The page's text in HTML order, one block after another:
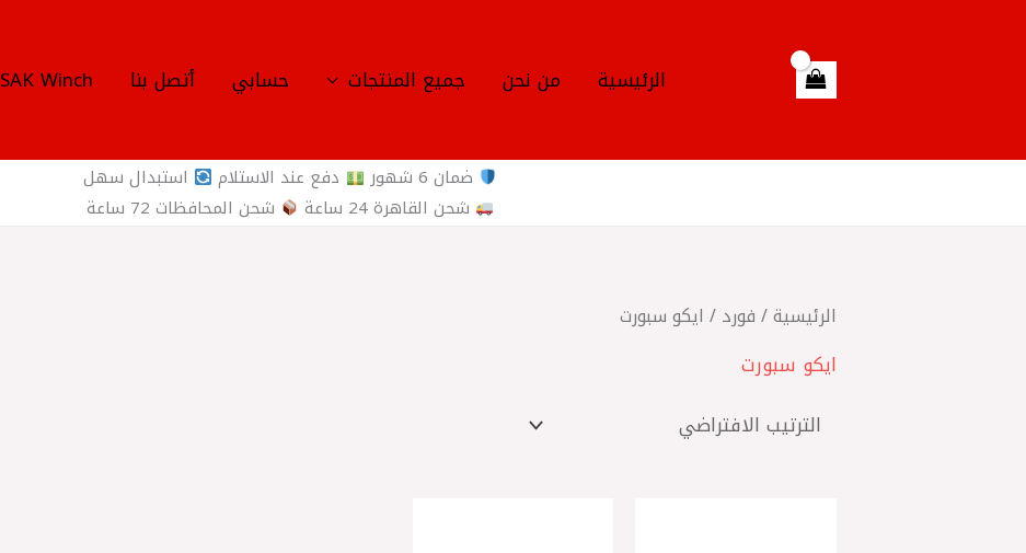
الرئيسية من نحن جميع المنتجات حسابي أتصل بنا SAK Winch
ضمان 6 شهور
دفع عند الاستلام
استبدال سهل
شحن القاهرة 24 ساعة
شحن المحافظات 72 ساعة
الرئيسية/ فورد / ايكو سبورت
ايكو سبورت